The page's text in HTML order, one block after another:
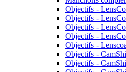
Objectifs -
Objectifs -
Objectifs -
Objectifs -
Objectifs -
Objectifs -
Objectifs -